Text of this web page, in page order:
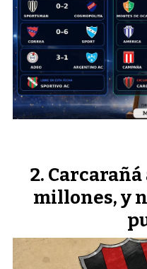
Carcarañá
millones, y